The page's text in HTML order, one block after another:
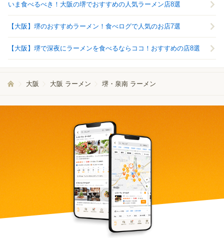
いま食べるべき！大阪の堺でおすすめの人気ラーメン店8選
【大阪】堺のおすすめラーメン！食べログで人気のお店7選
【大阪】堺で深夜にラーメンを食べるならココ！おすすめの店8選
大阪 大阪 ラーメン 堺・泉南 ラーメン